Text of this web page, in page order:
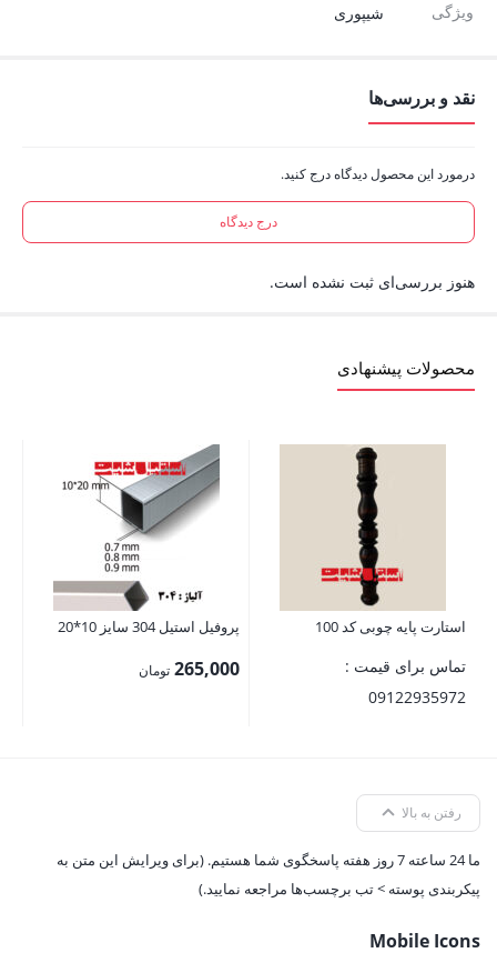
ویژگی شیپوری
نقد و بررسی‌ها
درمورد این محصول دیدگاه درج کنید.
درج دیدگاه
هنوز بررسی‌ای ثبت نشده است.
محصولات پیشنهادی
استارت پایه چوبی کد 100
تماس برای قیمت :
09122935972
پروفیل استیل 304 سایز 10*20
265,000 تومان
رفتن به بالا
ما 24 ساعته 7 روز هفته پاسخگوی شما هستیم. (برای ویرایش این متن به
پیکربندی پوسته > تب برچسب‌ها مراجعه نمایید.)
Mobile Icons